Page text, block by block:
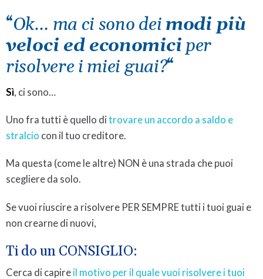
“Ok… ma ci sono dei modi più
veloci ed economici per
risolvere i miei guai?“
Sì, ci sono…
Uno fra tutti è quello di trovare un accordo a saldo e
stralcio con il tuo creditore.
Ma questa (come le altre) NON è una strada che puoi
scegliere da solo.
Se vuoi riuscire a risolvere PER SEMPRE tutti i tuoi guai e
non crearne di nuovi,
Ti do un CONSIGLIO:
Cerca di capire il motivo per il quale vuoi risolvere i tuoi